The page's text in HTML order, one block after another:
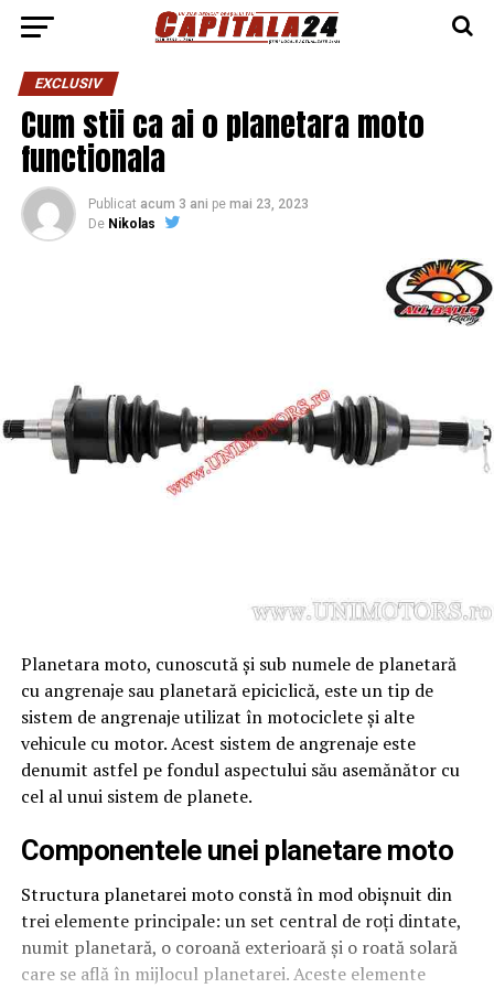
EXCLUSIV
Cum stii ca ai o planetara moto
functionala
Publicat acum 3 ani pe mai 23, 2023
De Nikolas
Planetara moto, cunoscută și sub numele de planetară
cu angrenaje sau planetară epiciclică, este un tip de
sistem de angrenaje utilizat în motociclete și alte
vehicule cu motor. Acest sistem de angrenaje este
denumit astfel pe fondul aspectului său asemănător cu
cel al unui sistem de planete.
Componentele unei planetare moto
Structura planetarei moto constă în mod obișnuit din
trei elemente principale: un set central de roți dintate,
numit planetară, o coroană exterioară și o roată solară
care se află în mijlocul planetarei. Aceste elemente